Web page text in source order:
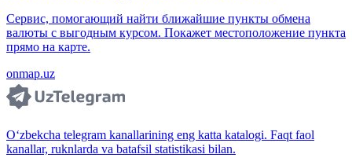
Сервис, помогающий найти ближайшие пункты обмена
валюты с выгодным курсом. Покажет местоположение пункта
прямо на карте.
onmap.uz
O‘zbekcha telegram kanallarining eng katta katalogi. Faqt faol
kanallar, ruknlarda va batafsil statistikasi bilan.